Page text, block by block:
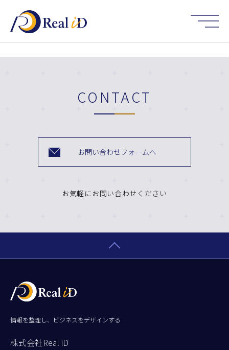
CONTACT
お問い合わせフォームへ
お気軽にお問い合わせください
情報を整理し、ビジネスをデザインする
株式会社Real iD